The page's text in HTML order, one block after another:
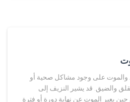
والموت على وجود مشاكل صحية أو
والضيق. قد يشير النزيف إلى
يعبر الموت عن نهاية دورة أو فترة